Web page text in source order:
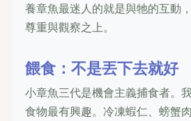
養章魚最迷人的就是與牠的互動
尊重與觀察之上。
餵食：不是丟下去就好
小章魚三代是機會主義捕食者。
食物最有興趣。冷凍蝦仁、螃蟹